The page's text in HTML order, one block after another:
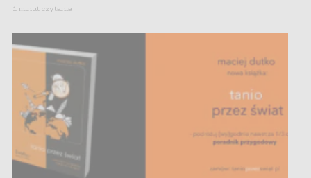
1 minut czytania